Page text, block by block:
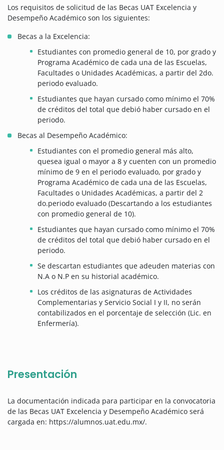
Los requisitos de solicitud de las Becas UAT Excelencia y
Desempeño Académico son los siguientes:
Becas a la Excelencia:
Estudiantes con promedio general de 10, por grado y
Programa Académico de cada una de las Escuelas,
Facultades o Unidades Académicas, a partir del 2do.
periodo evaluado.
Estudiantes que hayan cursado como mínimo el 70%
de créditos del total que debió haber cursado en el
periodo.
Becas al Desempeño Académico:
Estudiantes con el promedio general más alto,
quesea igual o mayor a 8 y cuenten con un promedio
mínimo de 9 en el periodo evaluado, por grado y
Programa Académico de cada una de las Escuelas,
Facultades o Unidades Académicas, a partir del 2
do.periodo evaluado (Descartando a los estudiantes
con promedio general de 10).
Estudiantes que hayan cursado como mínimo el 70%
de créditos del total que debió haber cursado en el
periodo.
Se descartan estudiantes que adeuden materias con
N.A o N.P en su historial académico.
Los créditos de las asignaturas de Actividades
Complementarias y Servicio Social I y II, no serán
contabilizados en el porcentaje de selección (Lic. en
Enfermería).
Presentación
La documentación indicada para participar en la convocatoria
de las Becas UAT Excelencia y Desempeño Académico será
cargada en: https://alumnos.uat.edu.mx/.